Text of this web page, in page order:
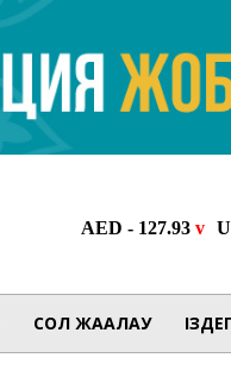
СОЛ ЖАҒАЛАУ